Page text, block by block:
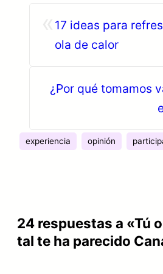
17 ideas para
ola de calor
¿Por qué tomamos
experiencia opinión
24 respuestas a «Tú
tal te ha parecido